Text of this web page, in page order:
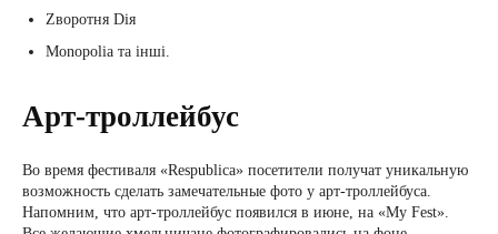
Zворотня Dія
Monopolia та інші.
Арт-троллейбус
Во время фестиваля «Respublica» посетители получат уникальную
возможность сделать замечательные фото у арт-троллейбуса.
Напомним, что арт-троллейбус появился в июне, на «My Fest».